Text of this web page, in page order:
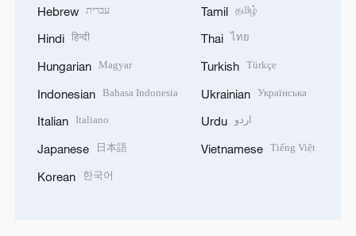
Hebrew עברית
Hindi हिन्दी
Hungarian Magyar
Indonesian Bahasa Indonesia
Italian Italiano
Japanese 日本語
Korean 한국어
Tamil தமிழ்
Thai ไทย
Turkish Türkçe
Ukrainian Українська
Urdu اردو
Vietnamese Tiếng Việt